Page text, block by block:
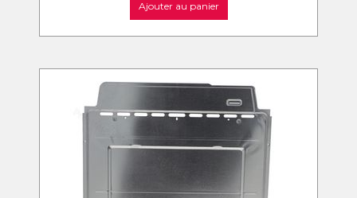
Ajouter au panier